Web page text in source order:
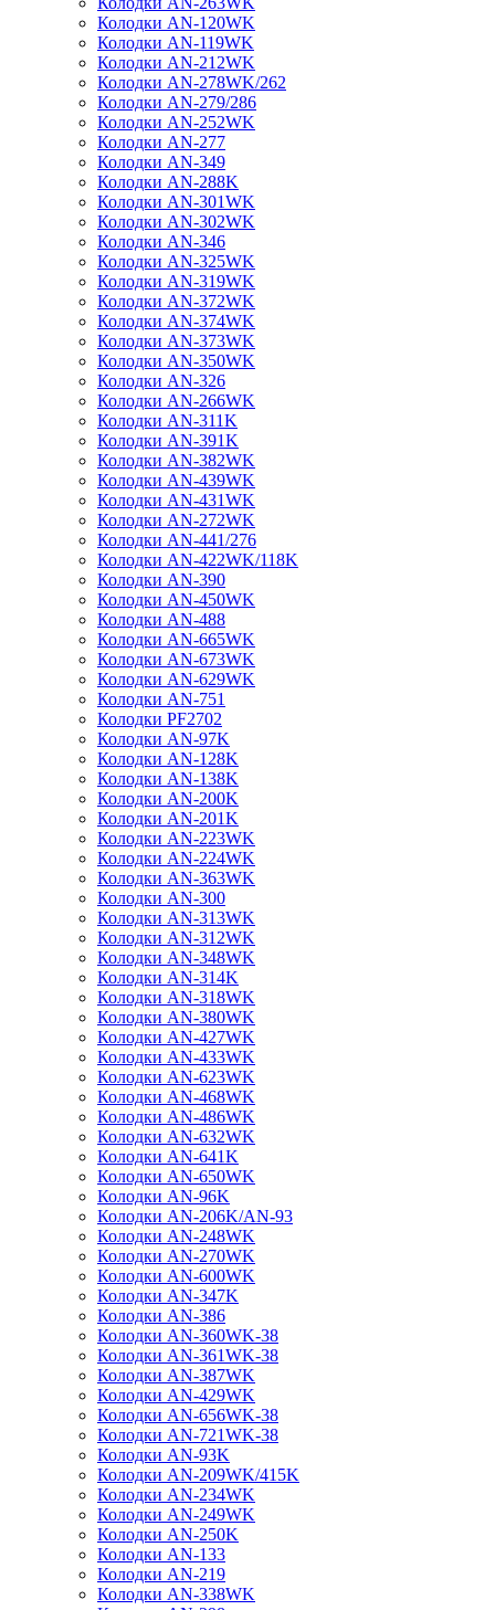
Колодки AN-120WK
Колодки AN-119WK
Колодки AN-212WK
Колодки AN-278WK/262
Колодки AN-279/286
Колодки AN-252WK
Колодки AN-277
Колодки AN-349
Колодки AN-288K
Колодки AN-301WK
Колодки AN-302WK
Колодки AN-346
Колодки AN-325WK
Колодки AN-319WK
Колодки AN-372WK
Колодки AN-374WK
Колодки AN-373WK
Колодки AN-350WK
Колодки AN-326
Колодки AN-266WK
Колодки AN-311K
Колодки AN-391K
Колодки AN-382WK
Колодки AN-439WK
Колодки AN-431WK
Колодки AN-272WK
Колодки AN-441/276
Колодки AN-422WK/118K
Колодки AN-390
Колодки AN-450WK
Колодки AN-488
Колодки AN-665WK
Колодки AN-673WK
Колодки AN-629WK
Колодки AN-751
Колодки PF2702
Колодки AN-97K
Колодки AN-128K
Колодки AN-138K
Колодки AN-200K
Колодки AN-201K
Колодки AN-223WK
Колодки AN-224WK
Колодки AN-363WK
Колодки AN-300
Колодки AN-313WK
Колодки AN-312WK
Колодки AN-348WK
Колодки AN-314K
Колодки AN-318WK
Колодки AN-380WK
Колодки AN-427WK
Колодки AN-433WK
Колодки AN-623WK
Колодки AN-468WK
Колодки AN-486WK
Колодки AN-632WK
Колодки AN-641K
Колодки AN-650WK
Колодки AN-96K
Колодки AN-206K/AN-93
Колодки AN-248WK
Колодки AN-270WK
Колодки AN-600WK
Колодки AN-347K
Колодки AN-386
Колодки AN-360WK-38
Колодки AN-361WK-38
Колодки AN-387WK
Колодки AN-429WK
Колодки AN-656WK-38
Колодки AN-721WK-38
Колодки AN-93K
Колодки AN-209WK/415K
Колодки AN-234WK
Колодки AN-249WK
Колодки AN-250K
Колодки AN-133
Колодки AN-219
Колодки AN-338WK